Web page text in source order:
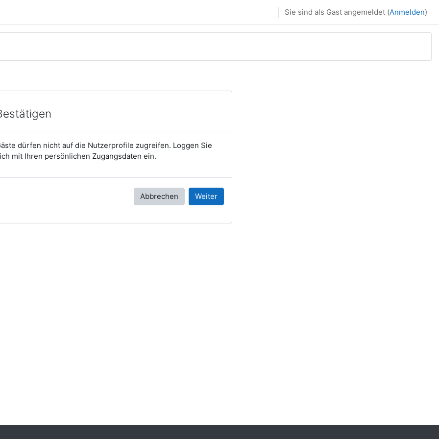
Sie sind als Gast angemeldet (Anmelden)
dürfen nicht auf die Nutzerprofile zugreifen. Loggen Sie
mit Ihren persönlichen Zugangsdaten ein.
Abbrechen Weiter